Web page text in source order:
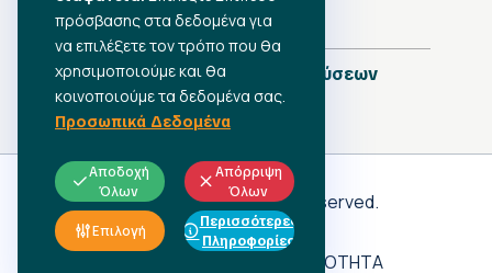
•Μάρτιος 2026
Πλήρες Ημερολόγιο Δημοσιεύσεων
Γ.Σ.Ε.Ε
© 2026 All rights reserved.
ΠΡΟΣΩΠΙΚΑ ΔΕΔΟΜΕΝΑ
ΠΡΟΣΒΑΣΙΜΟΤΗΤΑ
πρόσβασης στα δεδομένα για
να επιλέξετε τον τρόπο που θα
χρησιμοποιούμε και θα
κοινοποιούμε τα δεδομένα σας.
Προσωπικά Δεδομένα
Αποδοχή
Όλων
Απόρριψη
Όλων
Επιλογή
Περισσότερες
Πληροφορίες